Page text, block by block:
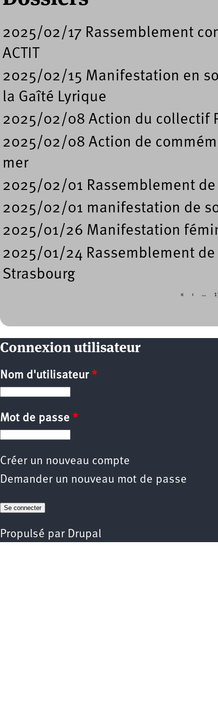
2025/02/17 Rassemblement
ACTIT
2025/02/15 Manifestation en
la Gaîté Lyrique
2025/02/08 Action du collectif
2025/02/08 Action de
mer
2025/02/01 Rassemblement
2025/02/01 manifestation de
2025/01/26 Manifestation
2025/01/24 Rassemblement
Strasbourg
« ‹ …
Connexion utilisateur
Nom d'utilisateur *
Mot de passe *
Créer un nouveau compte
Demander un nouveau mot de passe
Propulsé par Drupal